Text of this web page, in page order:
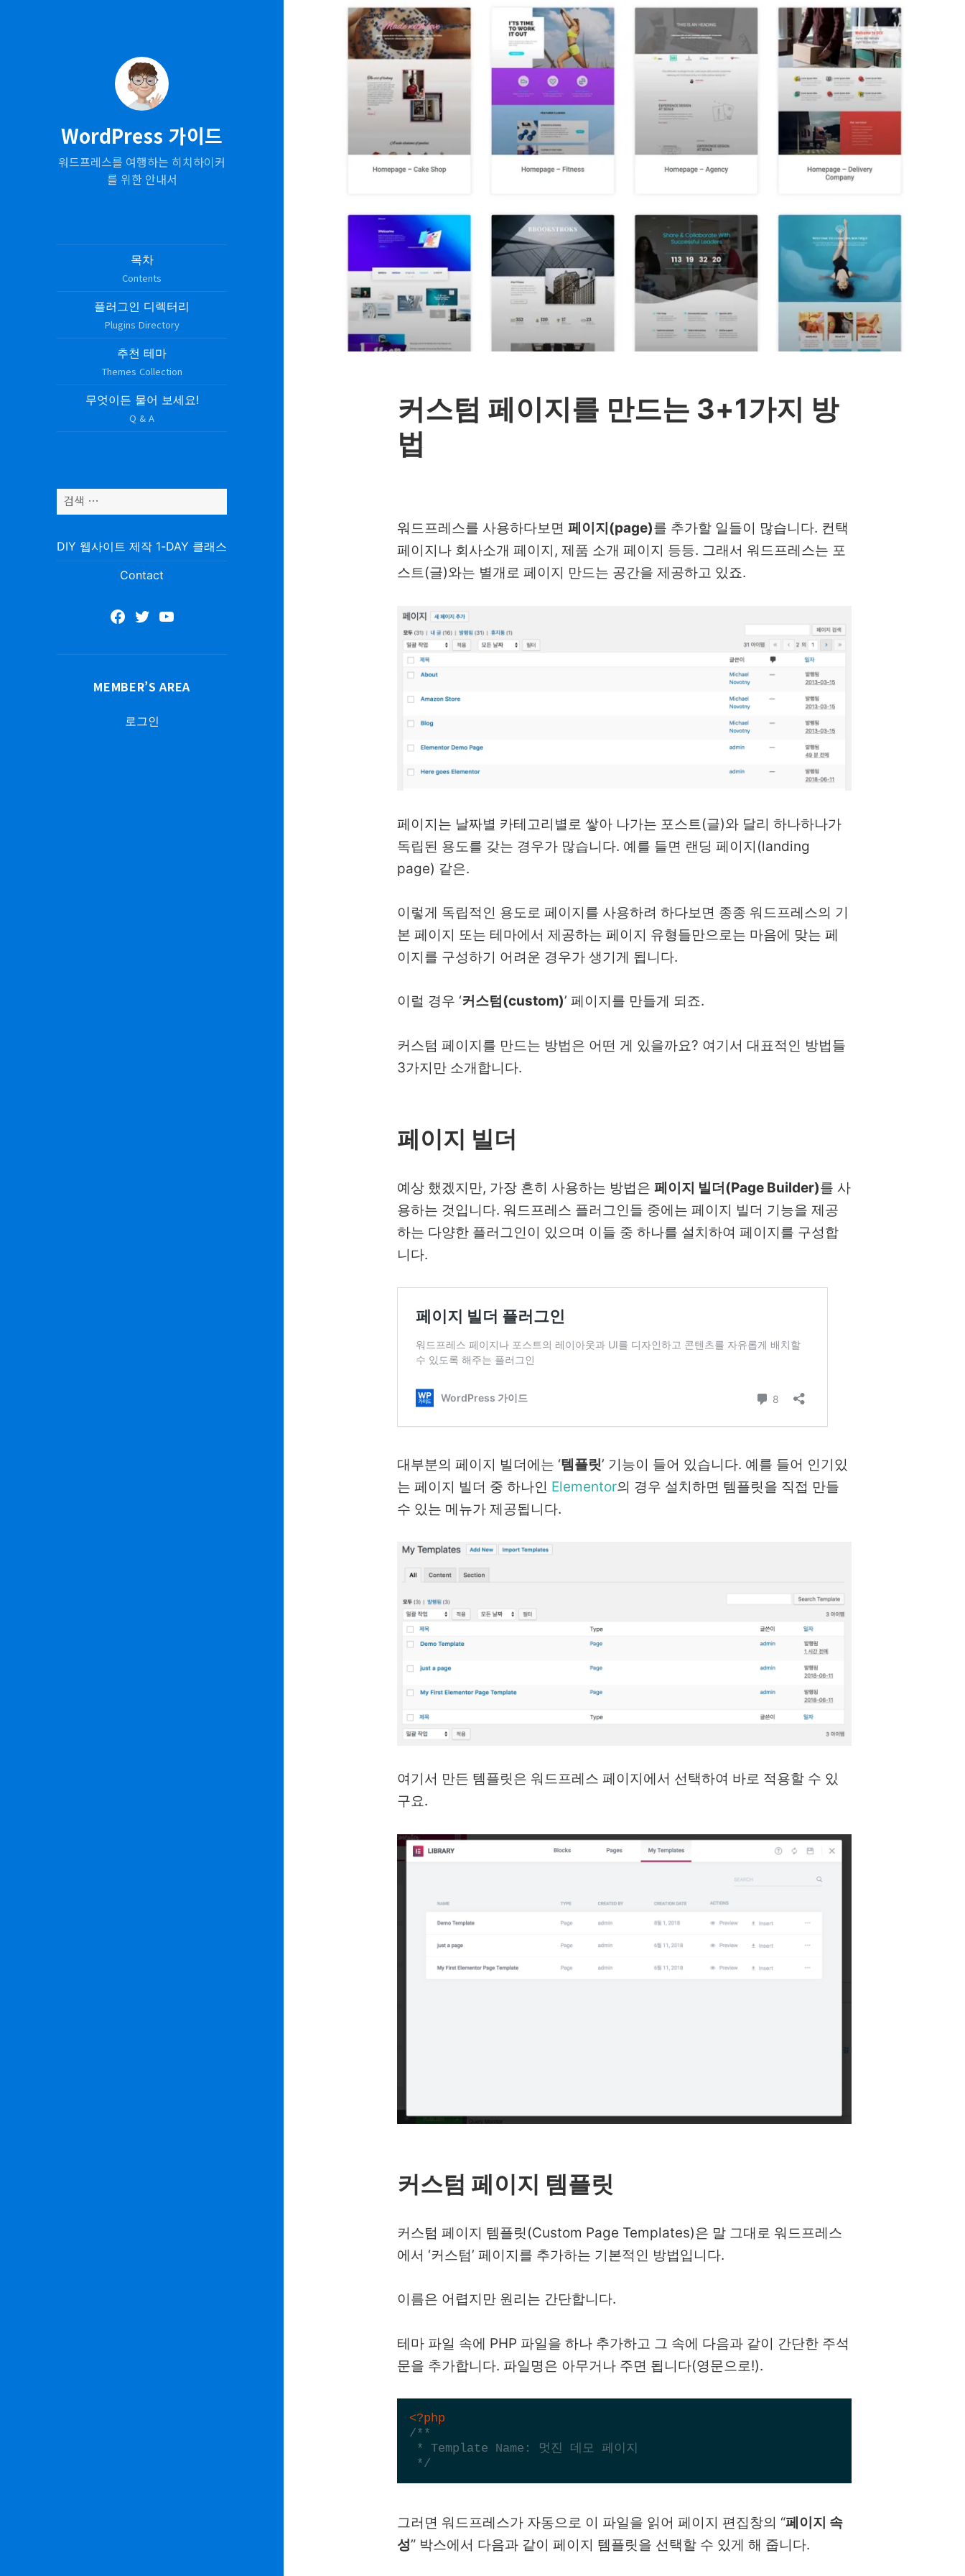
WordPress 가이드
워드프레스를 여행하는 히치하이커
를 위한 안내서
목차
Contents
플러그인 디렉터리
Plugins Directory
추천 테마
Themes Collection
무엇이든 물어 보세요!
Q & A
검
색
DIY 웹사이트 제작 1-DAY 클래스
Contact
Facebook
TwitterYouTube
MEMBER’S AREA
로그인
커스텀 페이지를 만드는 3+1가지 방
법
워드프레스를 사용하다보면페이지(page)를 추가할 일들이 많습니다. 컨택
페이지나 회사소개 페이지, 제품 소개 페이지 등등. 그래서 워드프레스는 포
스트(글)와는 별개로 페이지 만드는 공간을 제공하고 있죠.
페이지는 날짜별 카테고리별로 쌓아 나가는 포스트(글)와 달리 하나하나가
독립된 용도를 갖는 경우가 많습니다. 예를 들면 랜딩 페이지(landing
page) 같은.
이렇게 독립적인 용도로 페이지를 사용하려 하다보면 종종 워드프레스의 기
본 페이지 또는 테마에서 제공하는 페이지 유형들만으로는 마음에 맞는 페
이지를 구성하기 어려운 경우가 생기게 됩니다.
이럴 경우 ‘커스텀(custom)’ 페이지를 만들게 되죠.
커스텀 페이지를 만드는 방법은 어떤 게 있을까요? 여기서 대표적인 방법들
3가지만 소개합니다.
페이지 빌더
예상 했겠지만, 가장 흔히 사용하는 방법은페이지 빌더(Page Builder)를 사
용하는 것입니다. 워드프레스 플러그인들 중에는 페이지 빌더 기능을 제공
하는 다양한 플러그인이 있으며 이들 중 하나를 설치하여 페이지를 구성합
니다.
대부분의 페이지 빌더에는 ‘템플릿’ 기능이 들어 있습니다. 예를 들어 인기있
는 페이지 빌더 중 하나인 Elementor의 경우 설치하면 템플릿을 직접 만들
수 있는 메뉴가 제공됩니다.
여기서 만든 템플릿은 워드프레스 페이지에서 선택하여 바로 적용할 수 있
구요.
커스텀 페이지 템플릿
커스텀 페이지 템플릿(Custom Page Templates)은 말 그대로 워드프레스
에서 ‘커스텀’ 페이지를 추가하는 기본적인 방법입니다.
이름은 어렵지만 원리는 간단합니다.
테마 파일 속에 PHP 파일을 하나 추가하고 그 속에 다음과 같이 간단한 주석
문을 추가합니다. 파일명은 아무거나 주면 됩니다(영문으로!).
<?php
/**
* Template Name: 멋진 데모 페이지
*/
그러면 워드프레스가 자동으로 이 파일을 읽어 페이지 편집창의 “페이지 속
성” 박스에서 다음과 같이 페이지 템플릿을 선택할 수 있게 해 줍니다.